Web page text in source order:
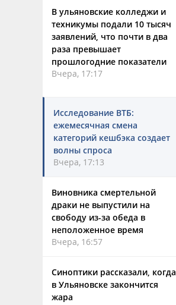
В ульяновские колледжи и
техникумы подали 10 тысяч
заявлений, что почти в два
раза превышает
прошлогодние показатели
Вчера, 17:17
Исследование ВТБ:
ежемесячная смена
категорий кешбэка создает
волны спроса
Вчера, 17:13
Виновника смертельной
драки не выпустили на
свободу из-за обеда в
неположенное время
Вчера, 16:57
Синоптики рассказали, когда
в Ульяновске закончится
жара